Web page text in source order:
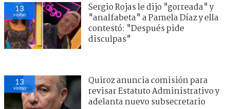
13
visitas
Sergio Rojas le dijo "gorreada" y
"analfabeta" a Pamela Díaz y ella
contestó: "Después pide
disculpas"
13
visitas
Quiroz anuncia comisión para
revisar Estatuto Administrativo y
adelanta nuevo subsecretario